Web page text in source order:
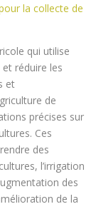
la collecte de
qui utilise
réduire les
et
de
précises sur
Ces
des
l’irrigation
des
de la